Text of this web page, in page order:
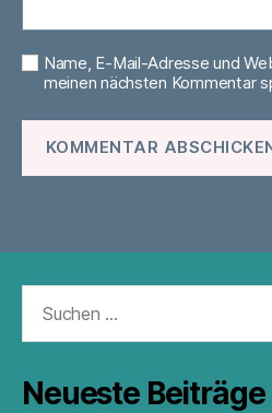
Name, E-Mail-Adresse und
meinen nächsten Kommentar
nach:
Neueste Beiträge